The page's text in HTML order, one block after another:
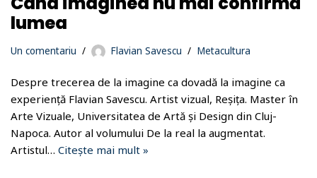
lumea
Un comentariu Flavian Savescu Metacultura
Despre trecerea de la imagine ca dovadă la imagine ca
experiență Flavian Savescu. Artist vizual, Reșița. Master în
Arte Vizuale, Universitatea de Artă și Design din Cluj-
Napoca. Autor al volumului De la real la augmentat.
Artistul… Citește mai mult »